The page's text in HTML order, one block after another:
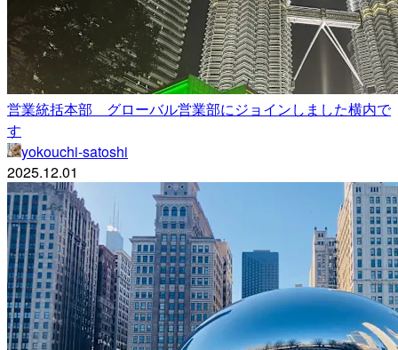
営業統括本部 グローバル営業部にジョインしました横内で
す
yokouchi-satoshi
2025.12.01